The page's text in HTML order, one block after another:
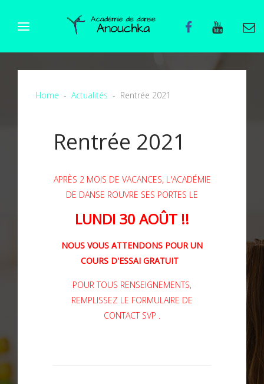
Home Actualités Rentrée 2021
Rentrée 2021
APRÈS 2 MOIS DE VACANCES, L'ACADÉMIE
DE DANSE ROUVRE SES PORTES LE
LUNDI 30 AOÛT !!
NOUS VOUS ATTENDONS POUR UN
COURS D'ESSAI GRATUIT
POUR TOUS RENSEIGNEMENTS,
REMPLISSEZ LE FORMULAIRE DE
CONTACT SVP .